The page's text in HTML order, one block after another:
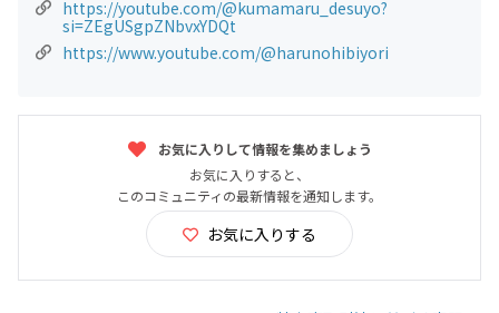
https://youtube.com/@kumamaru_desuyo?
si=ZEgUSgpZNbvxYDQt
https://www.youtube.com/@harunohibiyori
お気に入りして情報を集めましょう
お気に入りすると、
このコミュニティの最新情報を通知します。
お気に入りする